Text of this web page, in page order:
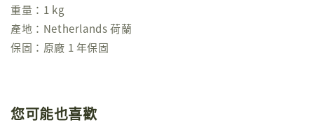
重量：1 kg
產地：Netherlands 荷蘭
保固：原廠 1 年保固
您可能也喜歡